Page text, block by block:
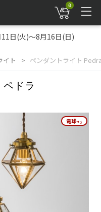
0
日(火)～8月16日(日)
イト ペンダントライト
ドラ
電球付き
電球付き